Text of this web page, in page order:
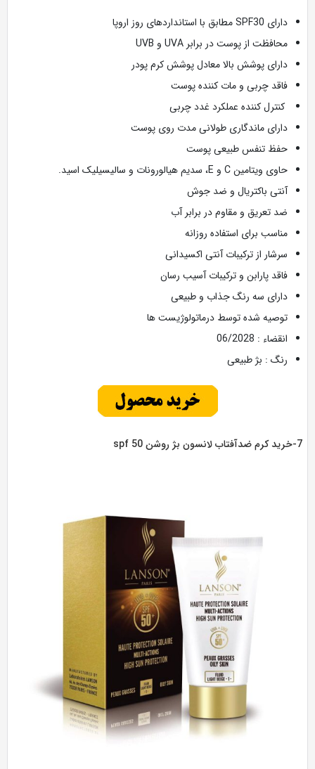
دارای SPF30 مطابق با استانداردهای روز اروپا
محافظت از پوست در برابر UVA و UVB
دارای پوشش بالا معادل پوشش کرم پودر
فاقد چربی و مات کننده پوست
کنترل کننده عملکرد غدد چربی
دارای ماندگاری طولانی مدت روی پوست
حفظ تنفس طبیعی پوست
حاوی ویتامین C و E، سدیم هیالورونات و سالیسیلیک اسید.
آنتی باکتریال و ضد جوش
ضد تعریق و مقاوم در برابر آب
مناسب برای استفاده روزانه
سرشار از ترکیبات آنتی اکسیدانی
فاقد پارابن و ترکیبات آسیب رسان
دارای سه رنگ جذاب و طبیعی
توصیه شده توسط درماتولوژیست ها
انقضاء : 06/2028
رنگ : بژ طبیعی